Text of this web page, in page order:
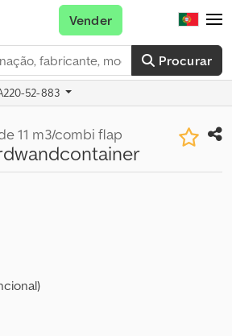
Procurar
Vender
52-883
11 m3/combi flap